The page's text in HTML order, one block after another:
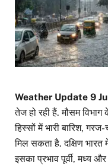
Weather Update 9
तेज हो रही हैं. मौसम
हिस्सों में भारी बारिश,
मिल सकता है. दक्षिण
इसका प्रभाव पूर्वी, मध्य